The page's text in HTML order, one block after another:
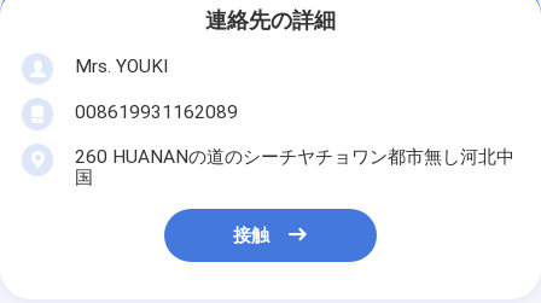
連絡先の詳細
Mrs. YOUKI
008619931162089
260 HUANANの道のシーチヤチョワン都市無し河北中
国
接触